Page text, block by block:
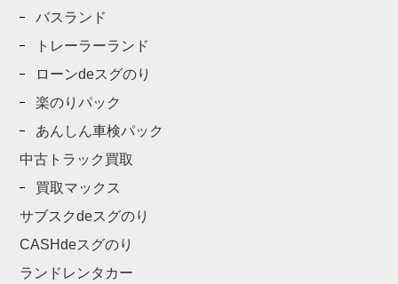
バスランド
トレーラーランド
ローンdeスグのり
楽のりパック
あんしん車検パック
中古トラック買取
買取マックス
サブスクdeスグのり
CASHdeスグのり
ランドレンタカー